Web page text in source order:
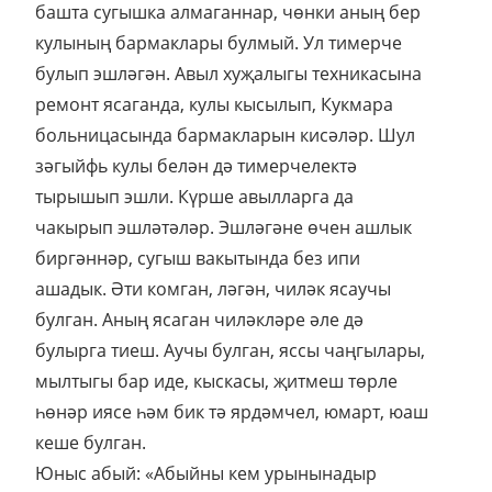
башта сугышка алмаганнар, чөнки аның бер
кулының бармаклары булмый. Ул тимерче
булып эшләгән. Авыл хуҗалыгы техникасына
ремонт ясаганда, кулы кысылып, Кукмара
больницасында бармакларын кисәләр. Шул
зәгыйфь кулы белән дә тимерчелектә
тырышып эшли. Күрше авылларга да
чакырып эшләтәләр. Эшләгәне өчен ашлык
биргәннәр, сугыш вакытында без ипи
ашадык. Әти комган, ләгән, чиләк ясаучы
булган. Аның ясаган чиләкләре әле дә
булырга тиеш. Аучы булган, яссы чаңгылары,
мылтыгы бар иде, кыскасы, җитмеш төрле
һөнәр иясе һәм бик тә ярдәмчел, юмарт, юаш
кеше булган.
Юныс абый: «Абыйны кем урынынадыр